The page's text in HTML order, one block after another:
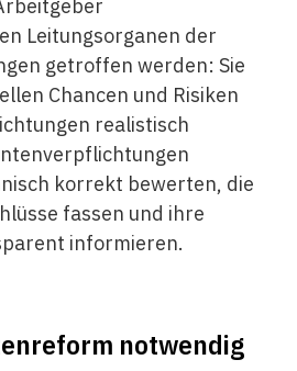
Leitungsorganen der
getroffen werden: Sie
Chancen und Risiken
realistisch
korrekt bewerten, die
fassen und ihre
informieren.
notwendig